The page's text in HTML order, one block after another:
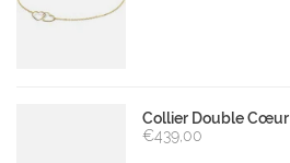
Collier Double Cœur
€439,00